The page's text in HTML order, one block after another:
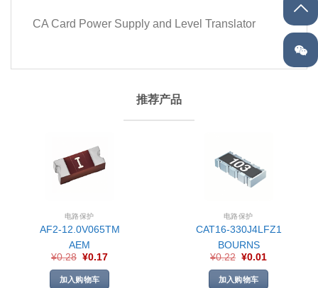
CA Card Power Supply and Level Translator
推荐产品
电路保护
AF2-12.0V065TM
AEM
¥0.28 ¥0.17
加入购物车
电路保护
CAT16-330J4LFZ1
BOURNS
¥0.22 ¥0.01
加入购物车